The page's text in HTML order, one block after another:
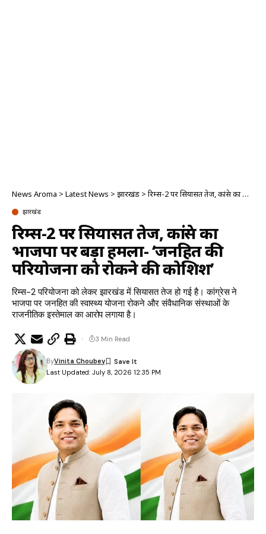
News Aroma > Latest News > झारखंड > रिम्स-2 पर सियासत तेज, कांग्रेस का भाजपा पर बड़ा हमला- ‘जनहित की परियोजना को रोकने की कोशिश’
झारखंड
रिम्स-2 पर सियासत तेज, कांग्रेस का
भाजपा पर बड़ा हमला- ‘जनहित की
परियोजना को रोकने की कोशिश’
रिम्स-2 परियोजना को लेकर झारखंड में सियासत तेज हो गई है। कांग्रेस ने
भाजपा पर जनहित की स्वास्थ्य योजना रोकने और संवैधानिक संस्थाओं के
राजनीतिक इस्तेमाल का आरोप लगाया है।
Last Updated: July 8, 2026 12:35 PM
ByVinita Choubey
3 Min Read